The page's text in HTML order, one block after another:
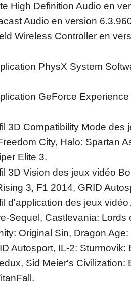
High Definition Audio en
Audio en version
Wireless Controller en
PhysX System
GeForce
3D Compatibility Mode des
City, Halo: Spartan
Elite 3.
3D Vision des jeux vidéo
3, F1 2014, GRID
d'application des jeux vidéo
Sequel, Castlevania: Lords
Original Sin, Dragon
Autosport, IL-2: Sturmovik:
Sid Meier's Civilization: